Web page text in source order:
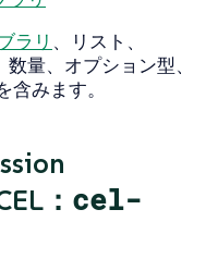
ラリ 、リスト、
量、オプション型、
みます。
： cel-